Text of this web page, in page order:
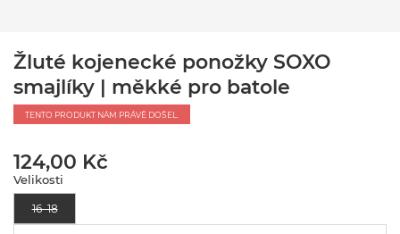
Žluté kojenecké ponožky SOXO
smajlíky | měkké pro batole
TENTO PRODUKT NÁM PRÁVĚ DOŠEL.
124,00 Kč
Velikosti
16–18